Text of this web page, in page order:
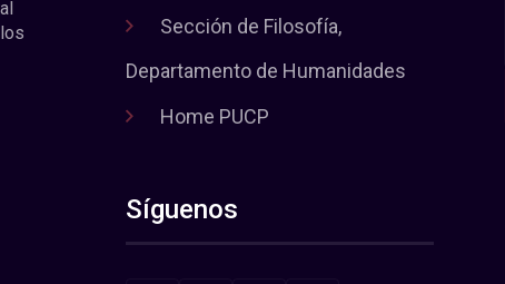
Sección de Filosofía,
Departamento de Humanidades
Home PUCP
Síguenos